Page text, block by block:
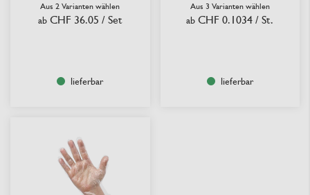
Aus 2 Varianten wählen
ab CHF 36.05 / Set
lieferbar
Aus 3 Varianten wählen
ab CHF 0.1034 / St.
lieferbar